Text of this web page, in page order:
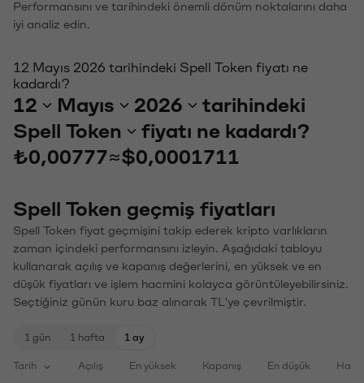
Performansını ve tarihindeki önemli dönüm noktalarını daha
iyi analiz edin.
12 Mayıs 2026 tarihindeki Spell Token fiyatı ne
kadardı?
12 Mayıs 2026
tarihindeki
Spell Token
fiyatı ne kadardı?
₺0,00777≈$0,0001711
Spell Token geçmiş fiyatları
Spell Token fiyat geçmişini takip ederek kripto varlıkların
zaman içindeki performansını izleyin. Aşağıdaki tabloyu
kullanarak açılış ve kapanış değerlerini, en yüksek ve en
düşük fiyatları ve işlem hacmini kolayca görüntüleyebilirsiniz.
Seçtiğiniz günün kuru baz alınarak TL'ye çevrilmiştir.
1 gün 1 hafta 1 ay
Tarih Açılış En yüksek Kapanış En düşük